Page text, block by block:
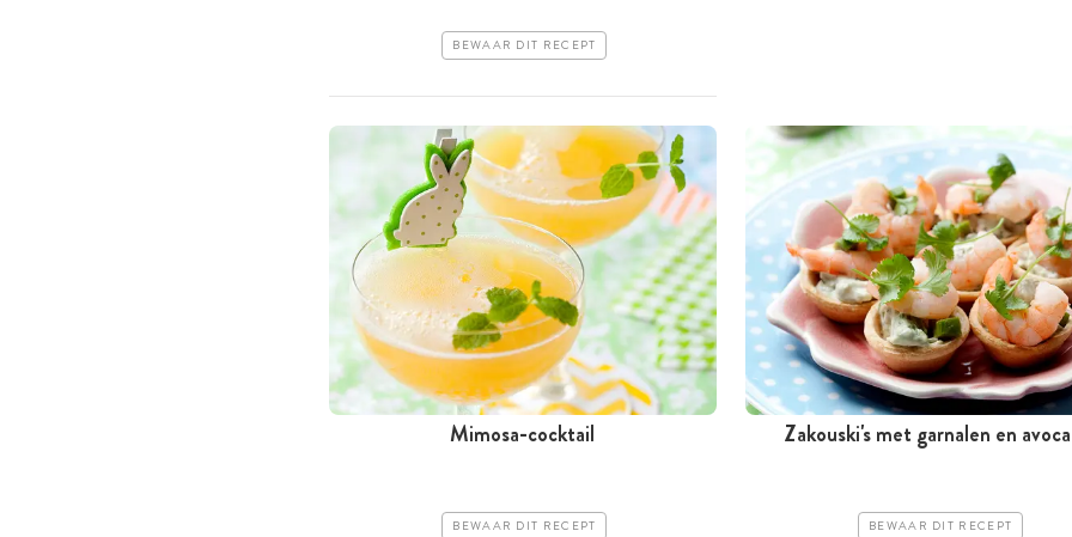
BEWAAR DIT RECEPT
Mimosa-cocktail
BEWAAR DIT RECEPT
Zakouski's met garnalen en
BEWAAR DIT RECEPT